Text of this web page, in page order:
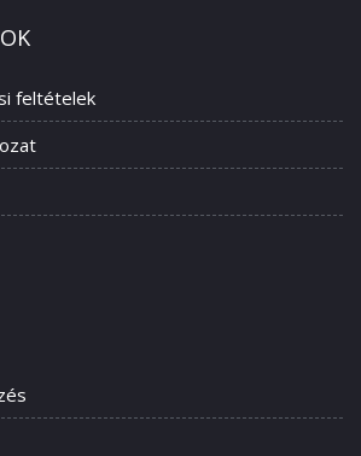
feltételek